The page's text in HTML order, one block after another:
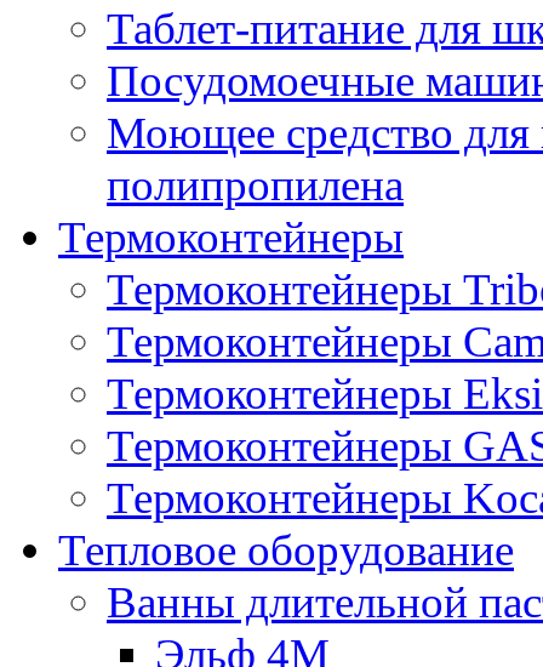
Таблет-питание для
Посудомоечные
Моющее средство для
полипропилена
Термоконтейнеры
Термоконтейнеры
Термоконтейнеры
Термоконтейнеры Eksi
Термоконтейнеры
Термоконтейнеры
Тепловое оборудование
Ванны длительной
Эльф 4М